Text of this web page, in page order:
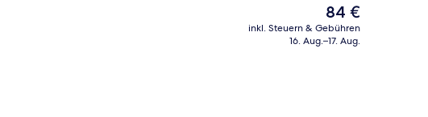
Fassade der Unterkunft
Der
aktuelle
Preis
84 €
inkl. Steuern & Gebühren
16. Aug.–17. Aug.